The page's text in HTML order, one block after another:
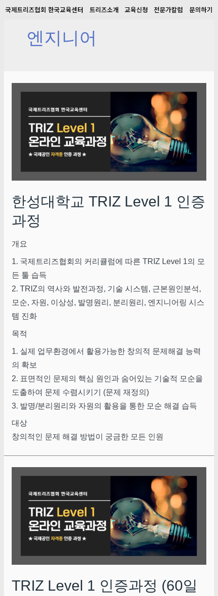
국제트리즈협회 한국교육센터 트리즈소개 교육신청 전문가칼럼 문의하기
엔지니어
한성대학교 TRIZ Level 1 인증
과정
개요
1. 국제트리즈협회의 커리큘럼에 따른 TRIZ Level 1의 모
든 툴 습득
2. TRIZ의 역사와 발전과정, 기술 시스템, 근본원인분석,
모순, 자원, 이상성, 발명원리, 분리원리, 엔지니어링 시스
템 진화
목적
1. 실제 업무환경에서 활용가능한 창의적 문제해결 능력
의 확보
2. 표면적인 문제의 핵심 원인과 숨어있는 기술적 모순을
도출하여 문제 수렴시키기 (문제 재정의)
3. 발명/분리원리와 자원의 활용을 통한 모순 해결 습득
대상
창의적인 문제 해결 방법이 궁금한 모든 인원
TRIZ Level 1 인증과정 (60일